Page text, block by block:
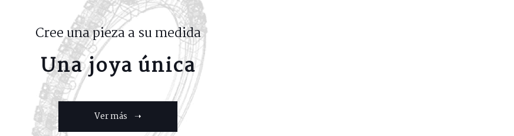
Cree una pieza a su medida
Una joya única
Ver más ➝